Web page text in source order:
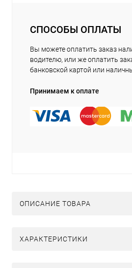
СПОСОБЫ ОПЛАТЫ
Вы можете оплатить заказ
водителю, или же оплатить
банковской картой или
Принимаем к оплате
ОПИСАНИЕ ТОВАРА
ХАРАКТЕРИСТИКИ